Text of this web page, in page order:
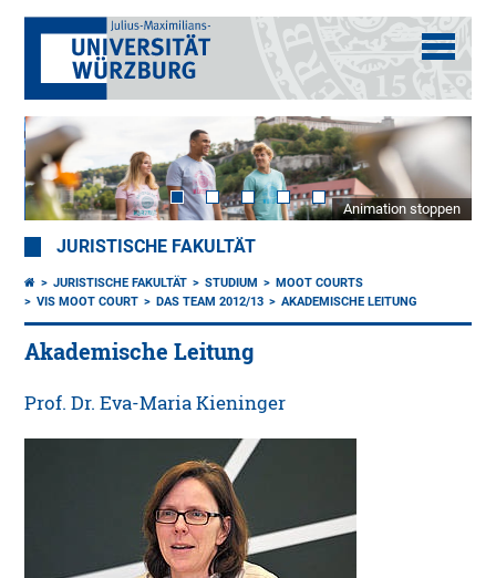
Animation stoppen
JURISTISCHE FAKULTÄT
JURISTISCHE FAKULTÄT STUDIUM
MOOT COURTS
VIS MOOT COURT
DAS TEAM 2012/13 AKADEMISCHE LEITUNG
Akademische Leitung
Prof. Dr. Eva-Maria Kieninger